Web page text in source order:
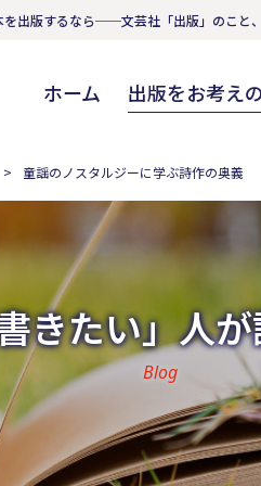
を出版するなら──文芸社「出版」のこと、
ホーム 出版をお考え
童謡のノスタルジーに学ぶ詩作の奥義
きたい」人
Blog